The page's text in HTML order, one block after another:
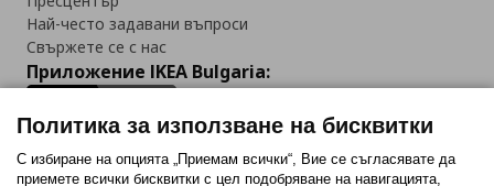
Най-често задавани въпроси
Свържете се с нас
Приложение IKEA Bulgaria:
Политика за използване на бисквитки
С избиране на опцията „Приемам всички“, Вие се съгласявате да
приемете всички бисквитки с цел подобряване на навигацията,